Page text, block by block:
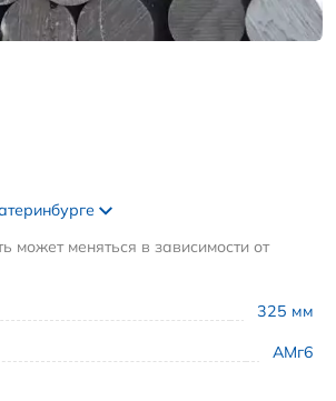
325 мм
АМг6
может меняться в зависимости от